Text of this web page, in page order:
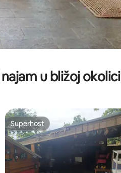
u bližoj okolici
gosti”
Superhost
Superhost